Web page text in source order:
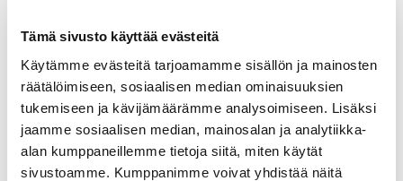
Tämä sivusto käyttää evästeitä
Käytämme evästeitä tarjoamamme sisällön ja mainosten
räätälöimiseen, sosiaalisen median ominaisuuksien
tukemiseen ja kävijämäärämme analysoimiseen. Lisäksi
jaamme sosiaalisen median, mainosalan ja analytiikka-
alan kumppaneillemme tietoja siitä, miten käytät
sivustoamme. Kumppanimme voivat yhdistää näitä
Poistomyynti kirjaston aukioloaikana
03.06.2026- 31.08.2026
Poppelikatu 10
Lue lisää